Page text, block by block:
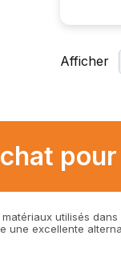
Afficher
utilisés
une excellente